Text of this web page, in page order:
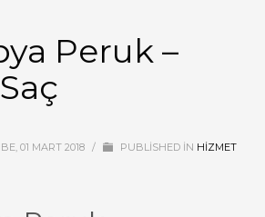
Peruk –
01 MART 2018 / PUBLISHED IN HIZMET